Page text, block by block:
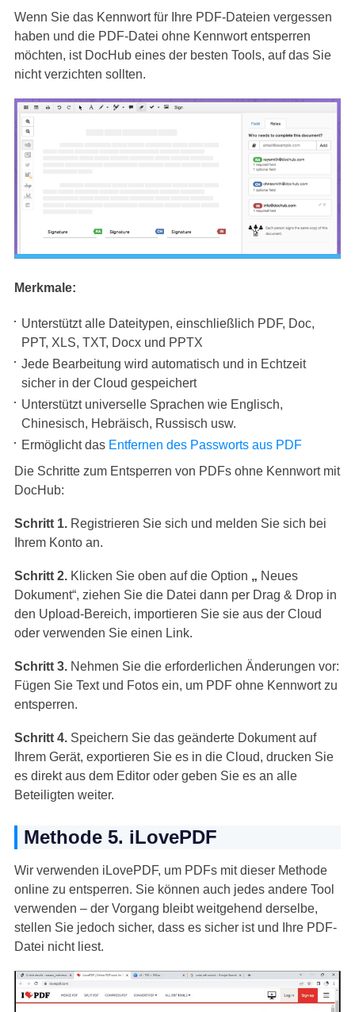
Wenn Sie das Kennwort für Ihre PDF-Dateien vergessen
haben und die PDF-Datei ohne Kennwort entsperren
möchten, ist DocHub eines der besten Tools, auf das Sie
nicht verzichten sollten.
Merkmale:
Unterstützt alle Dateitypen, einschließlich PDF, Doc,
PPT, XLS, TXT, Docx und PPTX
Jede Bearbeitung wird automatisch und in Echtzeit
sicher in der Cloud gespeichert
Unterstützt universelle Sprachen wie Englisch,
Chinesisch, Hebräisch, Russisch usw.
Ermöglicht das Entfernen des Passworts aus PDF
Die Schritte zum Entsperren von PDFs ohne Kennwort mit
DocHub:
Schritt 1.Registrieren Sie sich und melden Sie sich bei
Ihrem Konto an.
Schritt 2.Klicken Sie oben auf die Option „ Neues
Dokument“, ziehen Sie die Datei dann per Drag & Drop in
den Upload-Bereich, importieren Sie sie aus der Cloud
oder verwenden Sie einen Link.
Schritt 3.Nehmen Sie die erforderlichen Änderungen vor:
Fügen Sie Text und Fotos ein, um PDF ohne Kennwort zu
entsperren.
Schritt 4.Speichern Sie das geänderte Dokument auf
Ihrem Gerät, exportieren Sie es in die Cloud, drucken Sie
es direkt aus dem Editor oder geben Sie es an alle
Beteiligten weiter.
Methode 5. iLovePDF
Wir verwenden iLovePDF, um PDFs mit dieser Methode
online zu entsperren. Sie können auch jedes andere Tool
verwenden – der Vorgang bleibt weitgehend derselbe,
stellen Sie jedoch sicher, dass es sicher ist und Ihre PDF-
Datei nicht liest.